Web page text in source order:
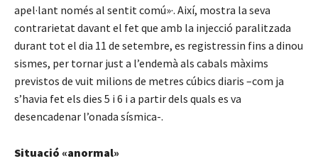
apel·lant només al sentit comú»·. Així, mostra la seva
contrarietat davant el fet que amb la injecció paralitzada
durant tot el dia 11 de setembre, es registressin fins a dinou
sismes, per tornar just a l’endemà als cabals màxims
previstos de vuit milions de metres cúbics diaris –com ja
s’havia fet els dies 5 i 6 i a partir dels quals es va
desencadenar l’onada sísmica-.
Situació «anormal»